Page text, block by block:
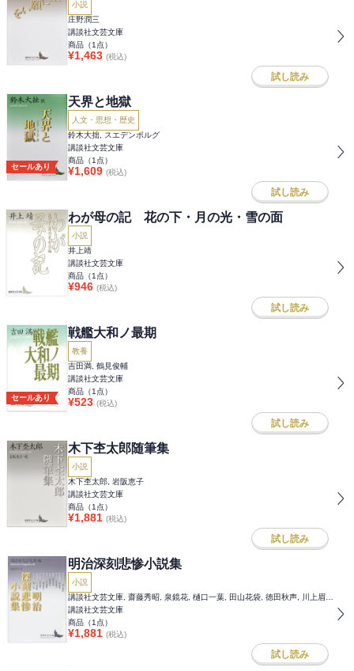
小説
庄野潤三
講談社文芸文庫
商品（1 点）
¥1,463 (税込)
試し読み
セールあり
天界と地獄
人文・思想・歴史
鈴木大拙, スエデンボルグ
講談社文芸文庫
商品（1 点）
¥1,609 (税込)
試し読み
わが母の記 花の下・月の光・雪の面
小説
井上靖
講談社文芸文庫
商品（1 点）
¥946 (税込)
試し読み
セールあり
戦艦大和ノ最期
教養
吉田満, 鶴見俊輔
講談社文芸文庫
商品（1 点）
¥523 (税込)
試し読み
木下杢太郎随筆集
小説
木下杢太郎, 岩阪恵子
講談社文芸文庫
商品（1 点）
¥1,881 (税込)
試し読み
明治深刻悲惨小説集
小説
講談社文芸文庫
商品（1 点）
¥1,881 (税込)
試し読み